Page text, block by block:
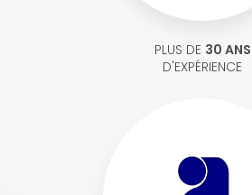
PLUS DE 30 ANS
D'EXPÉRIENCE